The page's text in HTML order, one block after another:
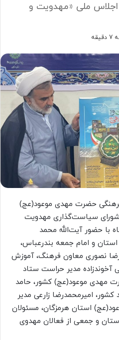
اجلاس ملی «مهدویت و
حضرت مهدی موعود(عج)
سیاست‌گذاری مهدویت
با حضور آیت‌الله محمد
استان و امام جمعه بندرعباس،
نصوری معاون فرهنگ، آموزش
آخوندزاده مدیر حراست ستاد
مهدی موعود(عج) کشور، حامد
امیرمحمدرضا زارعی مدیر
استان هرمزگان، مسئولان
و جمعی از فعالان مهدوی